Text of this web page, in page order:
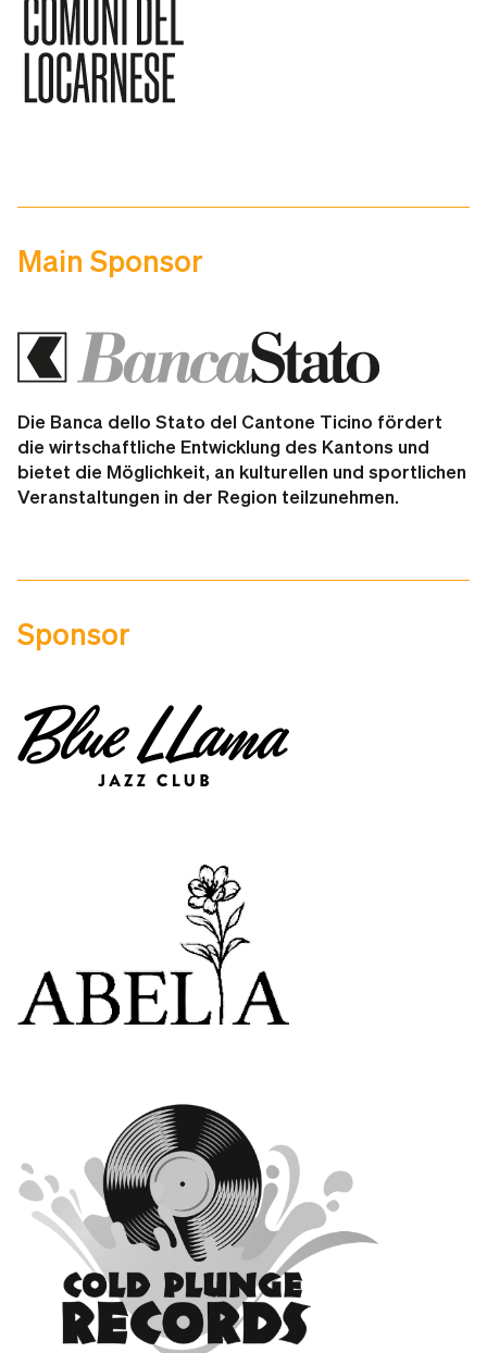
Main Sponsor
Die Banca dello Stato del Cantone Ticino fördert
die wirtschaftliche Entwicklung des Kantons und
bietet die Möglichkeit, an kulturellen und sportlichen
Veranstaltungen in der Region teilzunehmen.
Sponsor